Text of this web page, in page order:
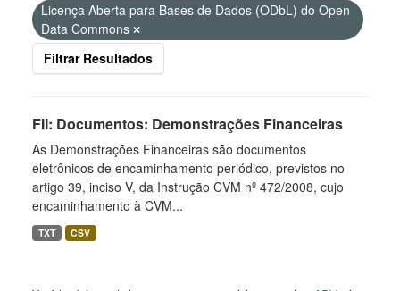
Licença Aberta para Bases de Dados (ODbL) do Open
Data Commons
Filtrar Resultados
FII: Documentos: Demonstrações Financeiras
As Demonstrações Financeiras são documentos
eletrônicos de encaminhamento periódico, previstos no
artigo 39, inciso V, da Instrução CVM nº 472/2008, cujo
encaminhamento à CVM...
TXT CSV